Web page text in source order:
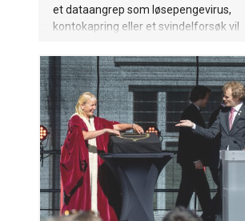
et dataangrep som løsepengevirus,
kontokapring eller et svindelforsøk vil
åpnet justis- og beredskapsminister
Monica Mæland den årlige kampanjen
«Nasjonal sikkerhetsmåned».